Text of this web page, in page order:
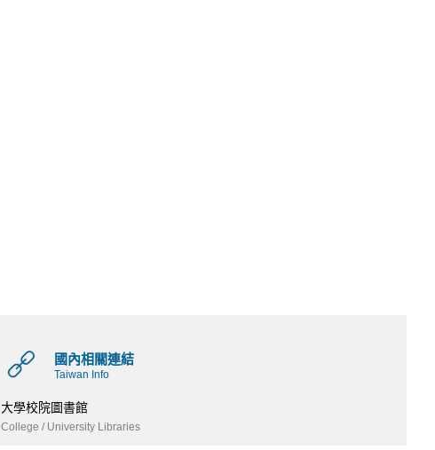
國內相關連結
Taiwan Info
大學校院圖書館
College / University Libraries